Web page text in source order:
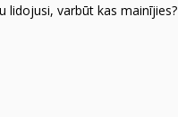
lidojusi, varbūt kas mainījies?